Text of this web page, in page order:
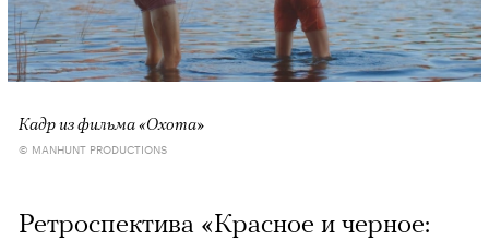
Кадр из фильма «Охота»
© MANHUNT PRODUCTIONS
Ретроспектива «Красное и черное: